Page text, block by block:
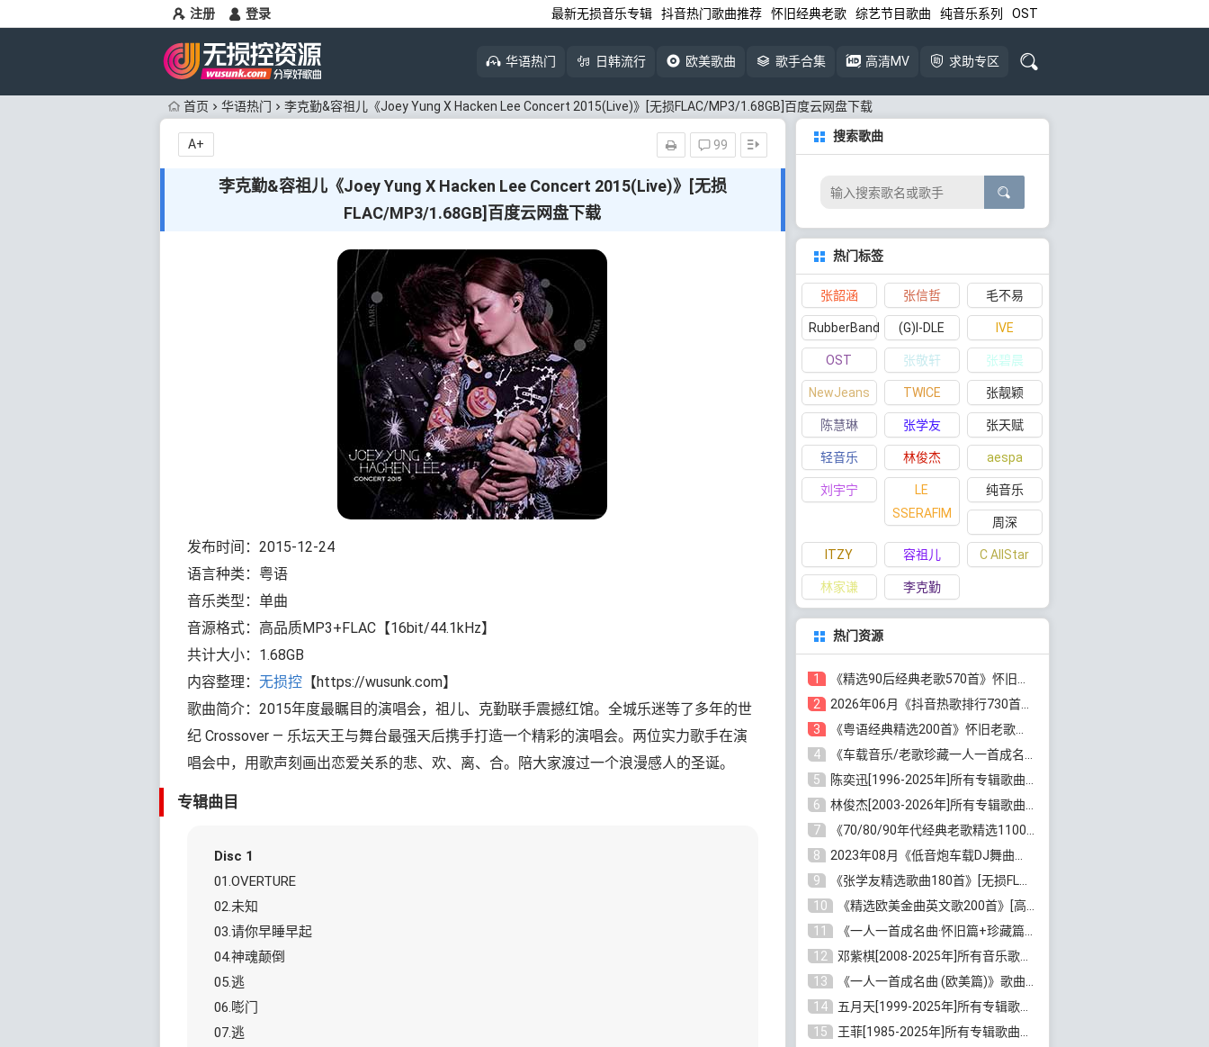
注册 登录 最新无损音乐专辑 抖音热门歌曲推荐 怀旧经典老歌 综艺节目歌曲 纯音乐系列 OST
华语热门 日韩流行 欧美歌曲 歌手合集 高清MV 求助专区
首页 华语热门 李克勤&容祖儿《Joey Yung X Hacken Lee Concert 2015(Live)》[无损FLAC/MP3/1.68GB]百度云网盘下载
李克勤&容祖儿《Joey Yung X Hacken Lee Concert 2015(Live)》[无损
FLAC/MP3/1.68GB]百度云网盘下载
99
A+
发布时间：2015-12-24
语言种类：粤语
音乐类型：单曲
音源格式：高品质MP3+FLAC【16bit/44.1kHz】
共计大小：1.68GB
内容整理： 无损控 【https://wusunk.com】
歌曲简介：2015年度最瞩目的演唱会，祖儿、克勤联手震撼红馆。全城乐迷等了多年的世
纪 Crossover — 乐坛天王与舞台最强天后携手打造一个精彩的演唱会。两位实力歌手在演
唱会中，用歌声刻画出恋爱关系的悲、欢、离、合。陪大家渡过一个浪漫感人的圣诞。
专辑曲目
Disc 1
01.OVERTURE
02.未知
03.请你早睡早起
04.神魂颠倒
05.逃
06.嘭门
07.逃
搜索歌曲
热门标签
张韶涵 张信哲 毛不易
RubberBand (G)I-DLE IVE
OST 张敬轩 张碧晨
NewJeans TWICE 张靓颖
陈慧琳 张学友 张天赋
轻音乐 林俊杰 aespa
刘宇宁
LE
SSERAFIM
纯音乐
周深
ITZY 容祖儿 C AllStar
林家谦 李克勤
热门资源
1
《精选90后经典老歌570首》怀旧歌曲合集[高品质MP3/320K/5.44GB]百度云网盘下载
2
2026年06月《抖音热歌排行730首》最火热门歌曲整理[高品质MP3/320K/5.35GB]百度云网盘下载
3
《粤语经典精选200首》怀旧老歌大全[无损FLAC/MP3/6.77GB]百度云网盘下载
4
《车载音乐/老歌珍藏一人一首成名曲12CD》[无损WAV分轨+MP3/6.79GB]百度云网盘下载
5
陈奕迅[1996-2025年]所有专辑歌曲合集[无损FLAC/MP3/48.18GB]百度云网盘下载
6
林俊杰[2003-2026年]所有专辑歌曲全集[无损FLAC/MP3/13.05GB]百度云网盘下载
7
《70/80/90年代经典老歌精选1100首》[高品质MP3/320K/10GB]百度云网盘下载
8
2023年08月《低音炮车载DJ舞曲排行360首》劲爆歌曲合集[高品质MP3/320K/2.86GB]百度云网盘下载
9
《张学友精选歌曲180首》[无损FLAC/MP3/6.26GB]百度云网盘下载
10
《精选欧美金曲英文歌200首》[高品质MP3/320K/1.81GB]百度云网盘下载
11
《一人一首成名曲·怀旧篇+珍藏篇4CD》[无损WAV/DTS+高品质MP3/6.88GB]百度云网盘下载
12
邓紫棋[2008-2025年]所有音乐歌曲合集[无损FLAC/MP3/8.99GB]百度云网盘下载
13
《一人一首成名曲 (欧美篇)》歌曲合集打包[无损WAV/MP3/6.13GB]百度云网盘下载
14
五月天[1999-2025年]所有专辑歌曲合集打包[无损FLAC/MP3/23.84GB]百度云网盘下载
15
王菲[1985-2025年]所有专辑歌曲合集[无损FLAC/WAV/APE分轨+MP3/23.06GB]百度云网盘下载